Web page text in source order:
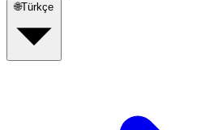
🌐Türkçe